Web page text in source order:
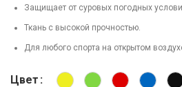
Защищает от суровых погодных
Ткань с высокой прочностью.
Для любого спорта на открытом
Цвет